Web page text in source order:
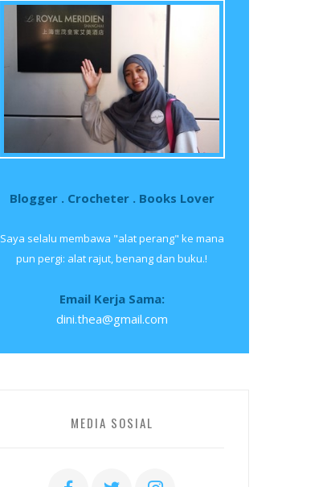
Blogger . Crocheter . Books Lover
Saya selalu membawa "alat perang" ke mana
pun pergi: alat rajut, benang dan buku.!
Email Kerja Sama:
dini.thea@gmail.com
MEDIA SOSIAL